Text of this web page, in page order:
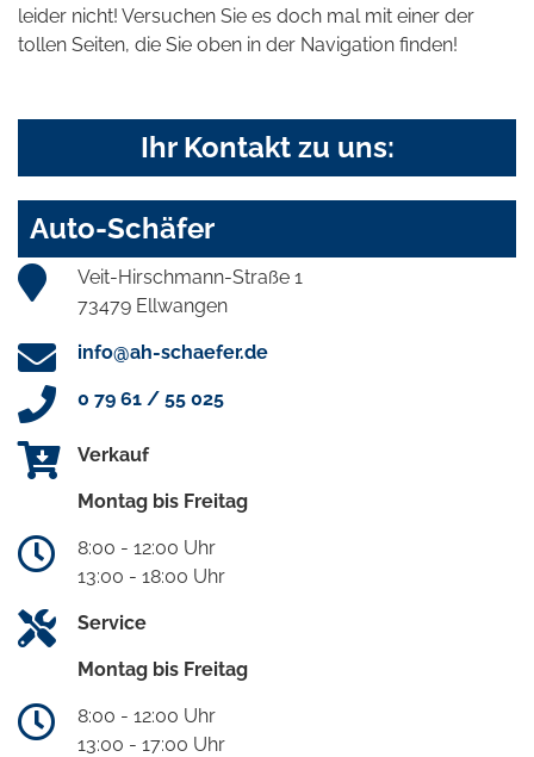
leider nicht! Versuchen Sie es doch mal mit einer der
tollen Seiten, die Sie oben in der Navigation finden!
Ihr Kontakt zu uns:
Auto-Schäfer
Veit-Hirschmann-Straße 1
73479 Ellwangen
info@ah-schaefer.de
0 79 61 / 55 025
Verkauf
Montag bis Freitag
8:00 - 12:00 Uhr
13:00 - 18:00 Uhr
Service
Montag bis Freitag
8:00 - 12:00 Uhr
13:00 - 17:00 Uhr